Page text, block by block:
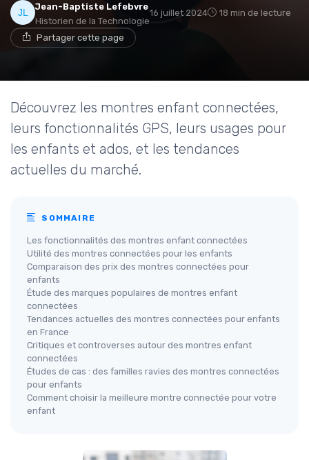
Jean-Baptiste Lefebvre
Historien de la Technologie
16 juillet 2024 18 min de lecture
Partager cette page
Découvrez les montres enfant connectées,
leurs fonctionnalités GPS, leurs usages pour
les enfants et ados, et les tendances
actuelles du marché.
SOMMAIRE
Les fonctionnalités des montres enfant connectées
Utilité des montres connectées pour les enfants
Comparaison des prix des montres connectées pour
enfants
Étude des marques populaires de montres enfant
connectées
Tendances actuelles des montres connectées pour enfants
en France
Critiques et controverses autour des montres enfant
connectées
Études de cas : des familles ravies des montres connectées
pour enfants
Comment choisir la meilleure montre connectée pour votre
enfant